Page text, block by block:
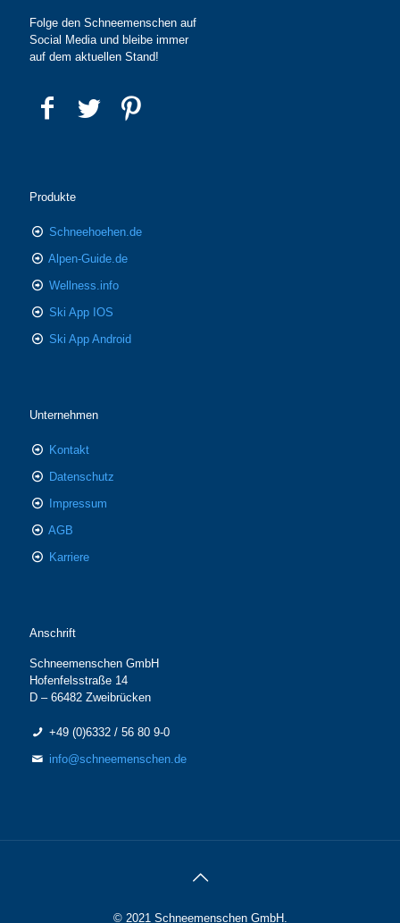
Folge den Schneemenschen auf
Social Media und bleibe immer
auf dem aktuellen Stand!
Produkte
Schneehoehen.de
Alpen-Guide.de
Wellness.info
Ski App IOS
Ski App Android
Unternehmen
Kontakt
Datenschutz
Impressum
AGB
Karriere
Anschrift
Schneemenschen GmbH
Hofenfelsstraße 14
D – 66482 Zweibrücken
+49 (0)6332 / 56 80 9-0
info@schneemenschen.de
© 2021 Schneemenschen GmbH.